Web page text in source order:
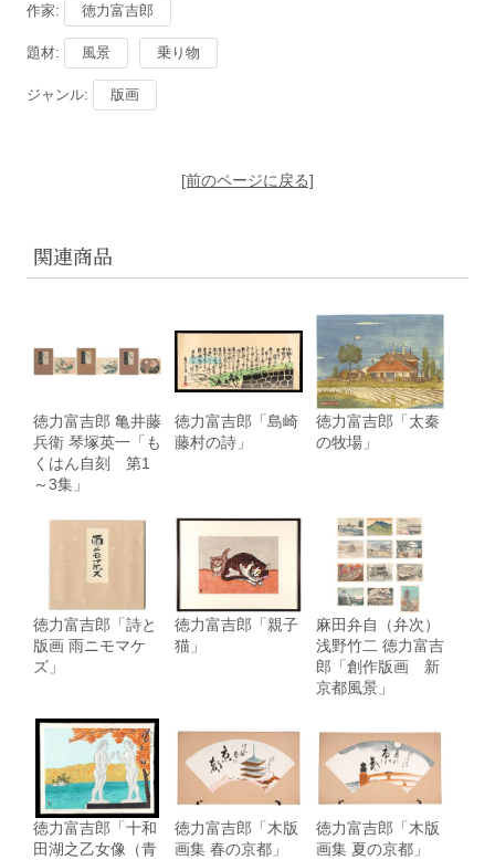
作家: 徳力富吉郎
題材: 風景 乗り物
ジャンル: 版画
[前のページに戻る]
関連商品
徳力富吉郎 亀井藤
兵衛 琴塚英一「も
くはん自刻 第1
～3集」
徳力富吉郎「島崎
藤村の詩」
徳力富吉郎「太秦
の牧場」
徳力富吉郎「詩と
版画 雨ニモマケ
ズ」
徳力富吉郎「親子
猫」
麻田弁自（弁次）
浅野竹二 徳力富吉
郎「創作版画 新
京都風景」
徳力富吉郎「十和
田湖之乙女像（青
徳力富吉郎「木版
画集 春の京都」
徳力富吉郎「木版
画集 夏の京都」